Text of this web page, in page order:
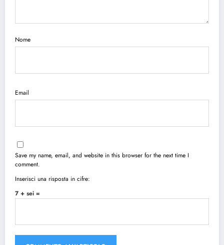
Nome
Email
Save my name, email, and website in this browser for the next time I
comment.
Inserisci una risposta in cifre:
7 + sei =